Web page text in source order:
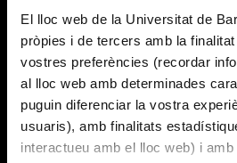
El lloc web de la Universitat de
pròpies i de tercers amb la
vostres preferències (recordar
al lloc web amb determinades
puguin diferenciar la vostra
usuaris), amb finalitats
interactueu amb el lloc web) i